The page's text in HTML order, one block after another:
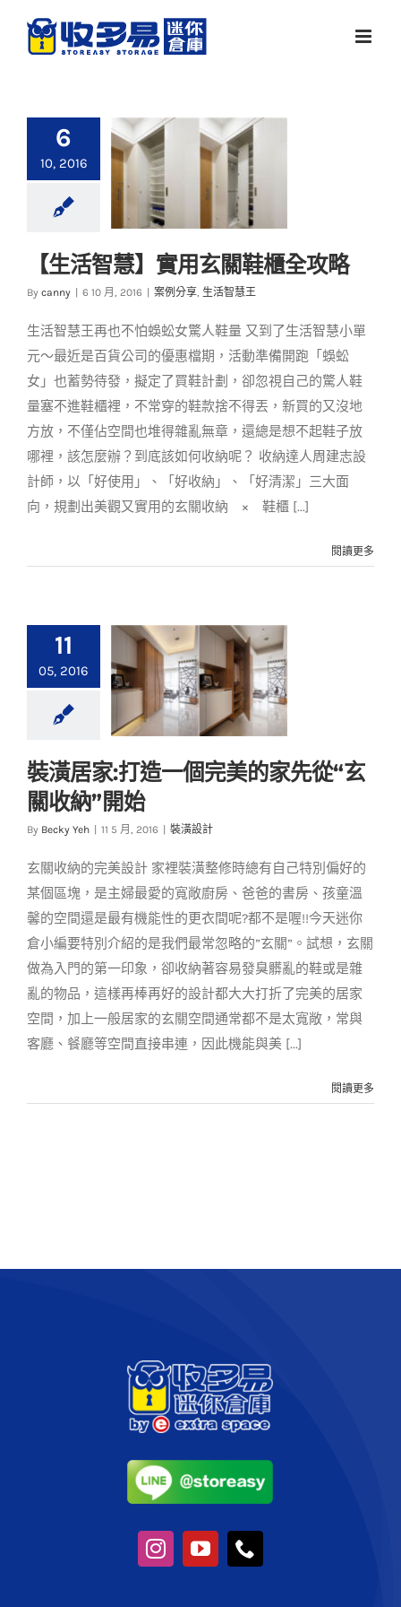
6
10, 2016
案例分享 生活智慧王
【生活智慧】實用玄關鞋櫃全攻略
By canny 6 10 月, 2016 案例分享, 生活智慧王
生活智慧王再也不怕蜈蚣女驚人鞋量 又到了生活智慧小單
元～最近是百貨公司的優惠檔期，活動準備開跑「蜈蚣
女」也蓄勢待發，擬定了買鞋計劃，卻忽視自己的驚人鞋
量塞不進鞋櫃裡，不常穿的鞋款捨不得丟，新買的又沒地
方放，不僅佔空間也堆得雜亂無章，還總是想不起鞋子放
哪裡，該怎麼辦？到底該如何收納呢？ 收納達人周建志設
計師，以「好使用」、「好收納」、「好清潔」三大面
向，規劃出美觀又實用的玄關收納 × 鞋櫃 [...]
閱讀更多
11
05, 2016
裝潢居家:打造一個完
美的家先從“玄關收
納”開始
裝潢居家:打造一個完美的家先從“玄
關收納”開始
By Becky Yeh 11 5 月, 2016 裝潢設計
玄關收納的完美設計 家裡裝潢整修時總有自己特別偏好的
某個區塊，是主婦最愛的寬敞廚房、爸爸的書房、孩童溫
馨的空間還是最有機能性的更衣間呢?都不是喔!!今天迷你
倉小編要特別介紹的是我們最常忽略的”玄關”。試想，玄關
做為入門的第一印象，卻收納著容易發臭髒亂的鞋或是雜
亂的物品，這樣再棒再好的設計都大大打折了完美的居家
空間，加上一般居家的玄關空間通常都不是太寬敞，常與
客廳、餐廳等空間直接串連，因此機能與美 [...]
閱讀更多